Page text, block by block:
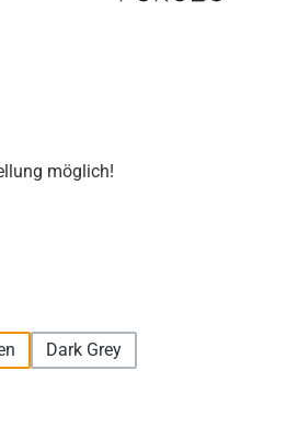
möglich!
Dark Grey